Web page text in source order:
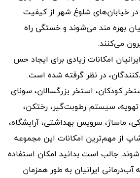
در خیابان‌های شلوغ شهر از کیفیت
بهره مند می‌شوند و خستگی راه
می‌کنند.
امکانات زیادی برای ایجاد حس
در نظر گرفته شده است.
کودکان، استخر بزرگسالان، سونای
سیستم رطوبت‌گیر، رختکن،
ماساژ، سرویس بهداشتی، آرایشگاه،
از مهم‌ترین امکانات این مجموعه
جالب است بدانید امکان استفاده
ایرانیان به طور همزمان